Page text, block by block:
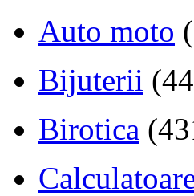
Auto moto
Bijuterii
Birotica